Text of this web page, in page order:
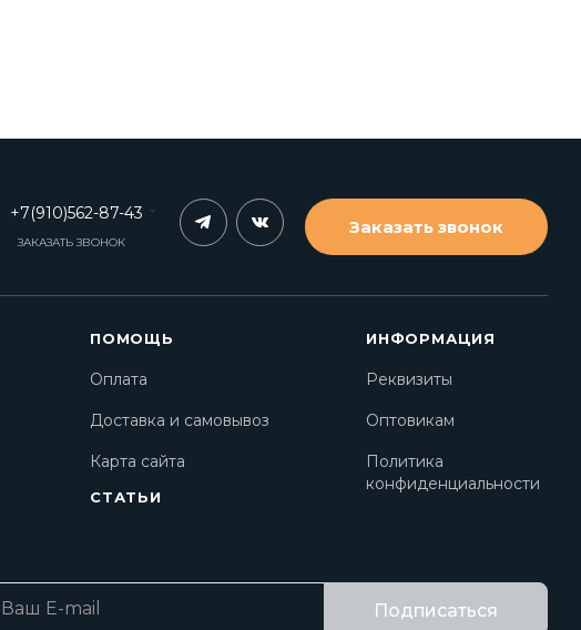
+7(910)562-87-43
ЗАКАЗАТЬ ЗВОНОК
Заказать звонок
ПОМОЩЬ
Оплата
Доставка и самовывоз
Карта сайта
СТАТЬИ
ИНФОРМАЦИЯ
Реквизиты
Оптовикам
Политика
конфиденциальности
Подписаться